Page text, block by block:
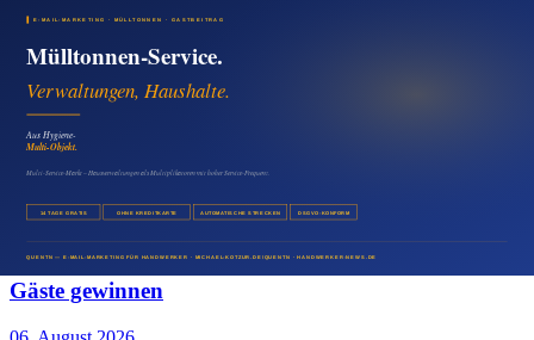
06. August 2026
Medien & Marketing
Pizzeria Pressemitteilung für regionale Sichtbarkeit
nutzen
06. August 2026
Medien & Marketing
Restaurant Presseartikel veröffentlichen und neue
Gäste gewinnen